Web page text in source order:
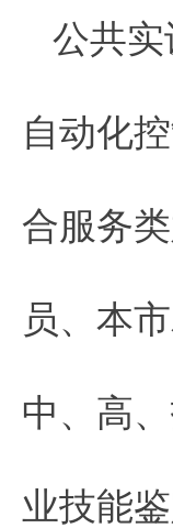
公共
自动化
合服务
员、本
中、高
业技能